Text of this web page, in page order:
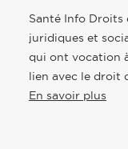
Santé Info Droits
juridiques et
qui ont vocation
lien avec le droit
En savoir plus